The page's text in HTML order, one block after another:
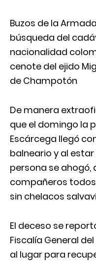
Buzos de la
búsqueda del
nacionalidad
cenote del ejido
de Champotón
De manera
que el domingo la
Escárcega llegó
balneario y al
persona se ahogó,
compañeros
sin chelacos
El deceso se
Fiscalía General
al lugar para